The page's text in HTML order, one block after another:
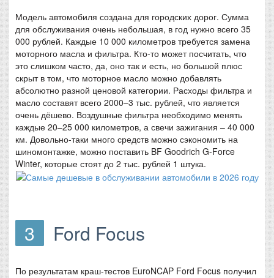
Модель автомобиля создана для городских дорог. Сумма
для обслуживания очень небольшая, в год нужно всего 35
000 рублей. Каждые 10 000 километров требуется замена
моторного масла и фильтра. Кто-то может посчитать, что
это слишком часто, да, оно так и есть, но большой плюс
скрыт в том, что моторное масло можно добавлять
абсолютно разной ценовой категории. Расходы фильтра и
масло составят всего 2000–3 тыс. рублей, что является
очень дёшево. Воздушные фильтра необходимо менять
каждые 20–25 000 километров, а свечи зажигания – 40 000
км. Довольно-таки много средств можно сэкономить на
шиномонтажке, можно поставить BF Goodrich G-Force
Winter, которые стоят до 2 тыс. рублей 1 штука.
3 Ford Focus
По результатам краш-тестов EuroNCAP Ford Focus получил